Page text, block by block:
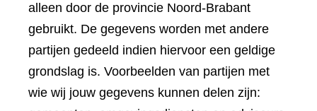
alleen door de provincie Noord-Brabant
gebruikt. De gegevens worden met andere
partijen gedeeld indien hiervoor een geldige
grondslag is. Voorbeelden van partijen met
wie wij jouw gegevens kunnen delen zijn: